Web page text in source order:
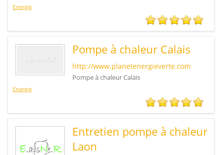
Energie
Pompe à chaleur Calais
http://www.planetenergieverte.com
Pompe à chaleur Calais
Energie
Entretien pompe à chaleur
Laon